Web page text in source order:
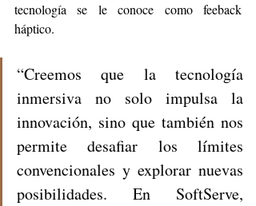
tecnología se le conoce como feeback
háptico.
“Creemos que la tecnología
inmersiva no solo impulsa la
innovación, sino que también nos
permite desafiar los límites
convencionales y explorar nuevas
posibilidades. En SoftServe,